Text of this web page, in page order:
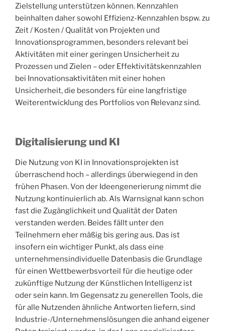
Zielstellung unterstützen können. Kennzahlen
beinhalten daher sowohl Effizienz-Kennzahlen bspw. zu
Zeit / Kosten / Qualität von Projekten und
Innovationsprogrammen, besonders relevant bei
Aktivitäten mit einer geringen Unsicherheit zu
Prozessen und Zielen – oder Effektivitätskennzahlen
bei Innovationsaktivitäten mit einer hohen
Unsicherheit, die besonders für eine langfristige
Weiterentwicklung des Portfolios von Relevanz sind.
Digitalisierung und KI
Die Nutzung von KI in Innovationsprojekten ist
überraschend hoch – allerdings überwiegend in den
frühen Phasen. Von der Ideengenerierung nimmt die
Nutzung kontinuierlich ab. Als Warnsignal kann schon
fast die Zugänglichkeit und Qualität der Daten
verstanden werden. Beides fällt unter den
Teilnehmern eher mäßig bis gering aus. Das ist
insofern ein wichtiger Punkt, als dass eine
unternehmensindividuelle Datenbasis die Grundlage
für einen Wettbewerbsvorteil für die heutige oder
zukünftige Nutzung der Künstlichen Intelligenz ist
oder sein kann. Im Gegensatz zu generellen Tools, die
für alle Nutzenden ähnliche Antworten liefern, sind
Industrie-/Unternehmenslösungen die anhand eigener